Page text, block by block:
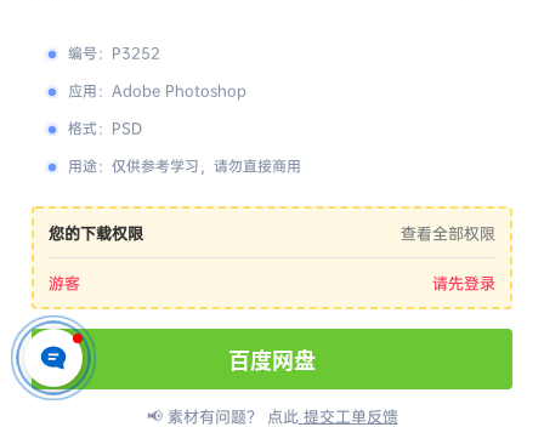
编号： P3252
应用： Adobe Photoshop
格式： PSD
用途： 仅供参考学习，请勿直接商用
您的下载权限 查看全部权限
游客 请先登录
百度网盘
📢 素材有问题？ 点此提交工单反馈